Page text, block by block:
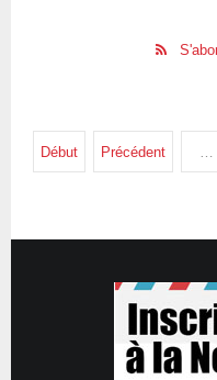
Début Précédent …